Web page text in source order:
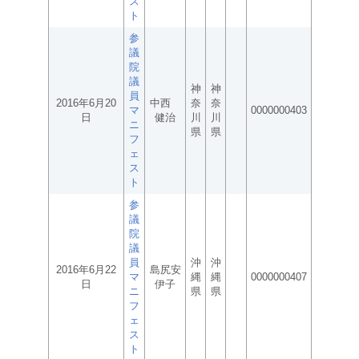
ト
2016年6月20
日
参
議
院
議
員
マ
ニ
フ
ェ
ス
ト
中西
健治
神
奈
川
県
神
奈
川
県
0000000403
2016年6月22
日
参
議
院
議
員
マ
ニ
フ
ェ
ス
ト
島尻安
伊子
沖
縄
県
沖
縄
県
0000000407